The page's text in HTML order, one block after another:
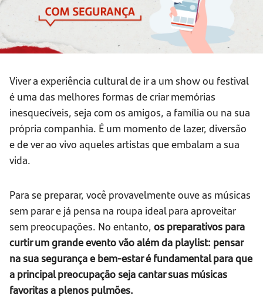
Viver a experiência cultural de ir a um show ou festival
é uma das melhores formas de criar memórias
inesquecíveis, seja com os amigos, a família ou na sua
própria companhia. É um momento de lazer, diversão
e de ver ao vivo aqueles artistas que embalam a sua
vida.
Para se preparar, você provavelmente ouve as músicas
sem parar e já pensa na roupa ideal para aproveitar
sem preocupações. No entanto, os preparativos para
curtir um grande evento vão além da playlist: pensar
na sua segurança e bem-estar é fundamental para que
a principal preocupação seja cantar suas músicas
favoritas a plenos pulmões.